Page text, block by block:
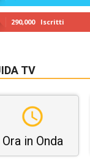
290,000 Iscritti
TV
Ora in Onda